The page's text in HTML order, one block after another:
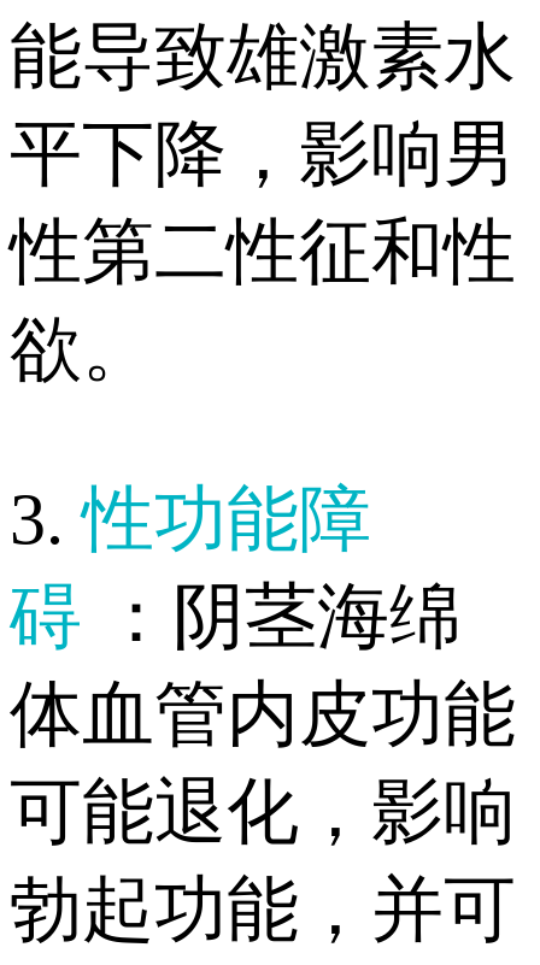
能导致雄激素水
平下降，影响男
性第二性征和性
欲。
3.性功能障
碍
：阴茎海绵
体血管内皮功能
可能退化，影响
勃起功能，并可